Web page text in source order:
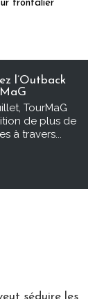
frontalier
l’Outback
TourMaG
de plus de
à travers...
séduire les